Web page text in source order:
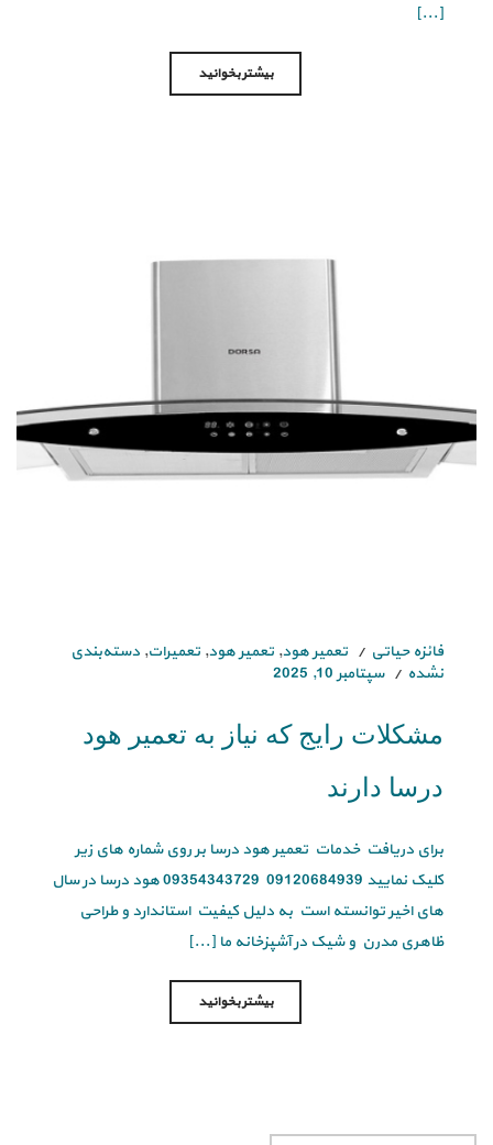
[...]
بیشتر بخوانید
فائزه حیاتی تعمیر هود, تعمیر هود, تعمیرات, دسته‌بندی
نشده
سپتامبر 10, 2025
مشکلات رایج که نیاز به تعمیر هود
درسا دارند
برای دریافت خدمات تعمیر هود درسا بر روی شماره های زیر
کلیک نمایید 09120684939 09354343729 هود درسا در سال
های اخیر توانسته است به دلیل کیفیت استاندارد و طراحی
ظاهری مدرن و شیک در آشپزخانه ما [...]
بیشتر بخوانید